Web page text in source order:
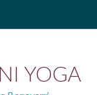
YOGA